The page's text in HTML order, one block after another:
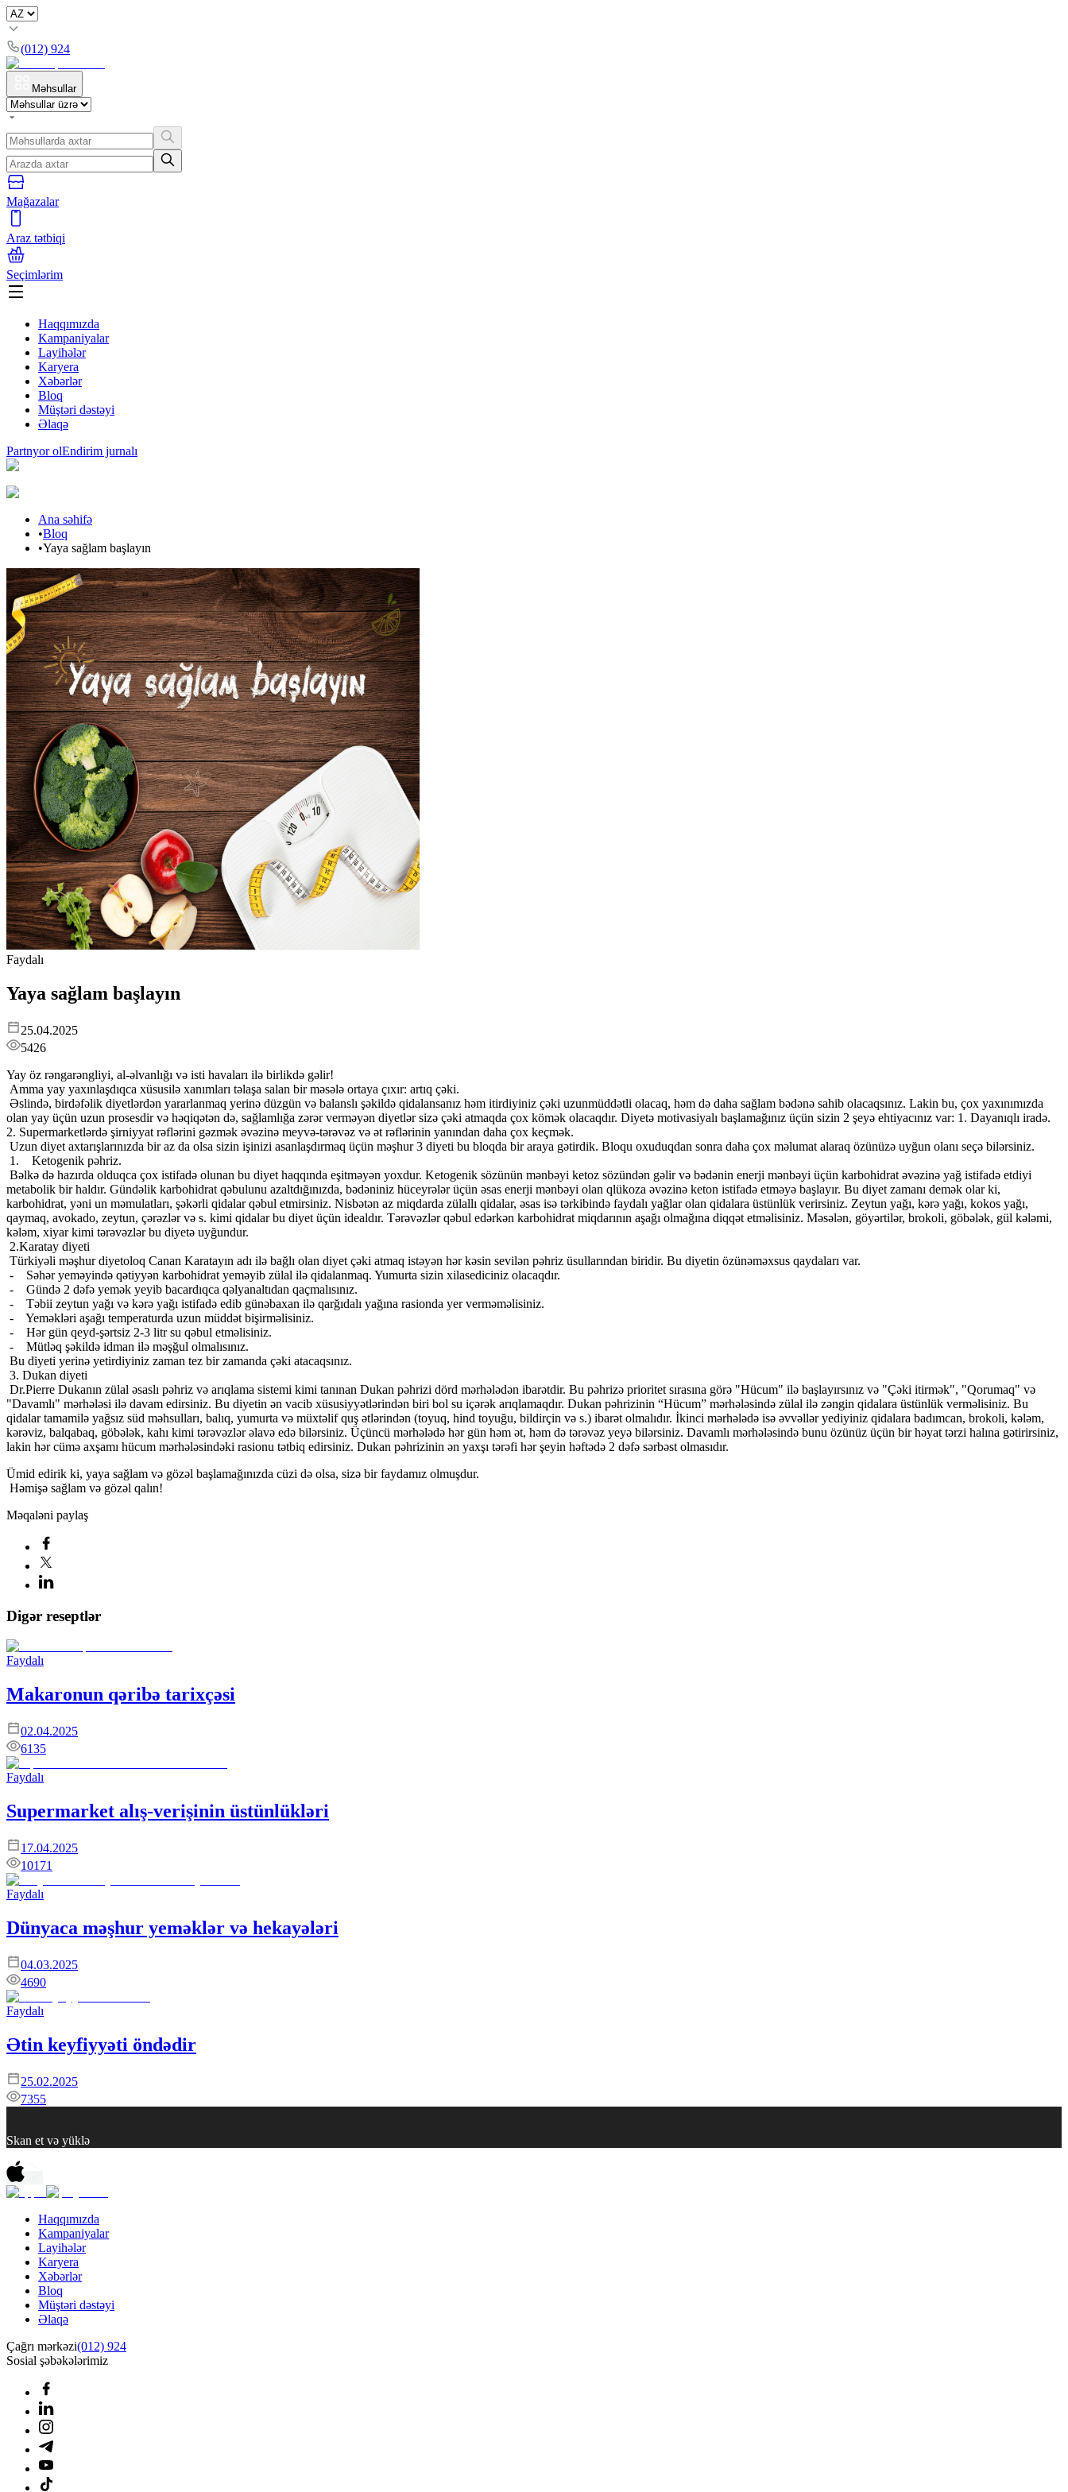
(012) 924
Məhsullar
Mağazalar
Araz tətbiqi
Seçimlərim
Haqqımızda
Kampaniyalar
Layihələr
Karyera
Xəbərlər
Bloq
Müştəri dəstəyi
Əlaqə
Partnyor olEndirim jurnalı
Ana səhifə
•Bloq
•Yaya sağlam başlayın
Faydalı
Yaya sağlam başlayın
25.04.2025
5426
Yay öz rəngarəngliyi, al-əlvanlığı və isti havaları ilə birlikdə gəlir!
Amma yay yaxınlaşdıqca xüsusilə xanımları təlaşa salan bir məsələ ortaya çıxır: artıq çəki.
Əslində, birdəfəlik diyetlərdən yararlanmaq yerinə düzgün və balanslı şəkildə qidalansanız həm itirdiyiniz çəki uzunmüddətli olacaq, həm də daha sağlam bədənə sahib olacaqsınız. Lakin bu, çox yaxınımızda
olan yay üçün uzun prosesdir və həqiqətən də, sağlamlığa zərər verməyən diyetlər sizə çəki atmaqda çox kömək olacaqdır. Diyetə motivasiyalı başlamağınız üçün sizin 2 şeyə ehtiyacınız var: 1. Dayanıqlı iradə.
2. Supermarketlərdə şirniyyat rəflərini gəzmək əvəzinə meyvə-tərəvəz və ət rəflərinin yanından daha çox keçmək.
Uzun diyet axtarışlarınızda bir az da olsa sizin işinizi asanlaşdırmaq üçün məşhur 3 diyeti bu bloqda bir araya gətirdik. Bloqu oxuduqdan sonra daha çox məlumat alaraq özünüzə uyğun olanı seçə bilərsiniz.
1. Ketogenik pəhriz.
Bəlkə də hazırda olduqca çox istifadə olunan bu diyet haqqında eşitməyən yoxdur. Ketogenik sözünün mənbəyi ketoz sözündən gəlir və bədənin enerji mənbəyi üçün karbohidrat əvəzinə yağ istifadə etdiyi
metabolik bir haldır. Gündəlik karbohidrat qəbulunu azaltdığınızda, bədəniniz hüceyrələr üçün əsas enerji mənbəyi olan qlükoza əvəzinə keton istifadə etməyə başlayır. Bu diyet zamanı demək olar ki,
karbohidrat, yəni un məmulatları, şəkərli qidalar qəbul etmirsiniz. Nisbətən az miqdarda zülallı qidalar, əsas isə tərkibində faydalı yağlar olan qidalara üstünlük verirsiniz. Zeytun yağı, kərə yağı, kokos yağı,
qaymaq, avokado, zeytun, çərəzlər və s. kimi qidalar bu diyet üçün idealdır. Tərəvəzlər qəbul edərkən karbohidrat miqdarının aşağı olmağına diqqət etməlisiniz. Məsələn, göyərtilər, brokoli, göbələk, gül kələmi,
kələm, xiyar kimi tərəvəzlər bu diyetə uyğundur.
2.Karatay diyeti
Türkiyəli məşhur diyetoloq Canan Karatayın adı ilə bağlı olan diyet çəki atmaq istəyən hər kəsin sevilən pəhriz üsullarından biridir. Bu diyetin özünəməxsus qaydaları var.
- Səhər yeməyində qətiyyən karbohidrat yeməyib zülal ilə qidalanmaq. Yumurta sizin xilasediciniz olacaqdır.
- Gündə 2 dəfə yemək yeyib bacardıqca qəlyanaltıdan qaçmalısınız.
- Təbii zeytun yağı və kərə yağı istifadə edib günəbaxan ilə qarğıdalı yağına rasionda yer verməməlisiniz.
- Yeməkləri aşağı temperaturda uzun müddət bişirməlisiniz.
- Hər gün qeyd-şərtsiz 2-3 litr su qəbul etməlisiniz.
- Mütləq şəkildə idman ilə məşğul olmalısınız.
Bu diyeti yerinə yetirdiyiniz zaman tez bir zamanda çəki atacaqsınız.
3. Dukan diyeti
Dr.Pierre Dukanın zülal əsaslı pəhriz və arıqlama sistemi kimi tanınan Dukan pəhrizi dörd mərhələdən ibarətdir. Bu pəhrizə prioritet sırasına görə "Hücum" ilə başlayırsınız və "Çəki itirmək", "Qorumaq" və
"Davamlı" mərhələsi ilə davam edirsiniz. Bu diyetin ən vacib xüsusiyyətlərindən biri bol su içərək arıqlamaqdır. Dukan pəhrizinin “Hücum” mərhələsində zülal ilə zəngin qidalara üstünlük verməlisiniz. Bu
qidalar tamamilə yağsız süd məhsulları, balıq, yumurta və müxtəlif quş ətlərindən (toyuq, hind toyuğu, bildirçin və s.) ibarət olmalıdır. İkinci mərhələdə isə əvvəllər yediyiniz qidalara badımcan, brokoli, kələm,
kərəviz, balqabaq, göbələk, kahı kimi tərəvəzlər əlavə edə bilərsiniz. Üçüncü mərhələdə hər gün həm ət, həm də tərəvəz yeyə bilərsiniz. Davamlı mərhələsində bunu özünüz üçün bir həyat tərzi halına gətirirsiniz,
lakin hər cümə axşamı hücum mərhələsindəki rasionu tətbiq edirsiniz. Dukan pəhrizinin ən yaxşı tərəfi hər şeyin həftədə 2 dəfə sərbəst olmasıdır.
Ümid edirik ki, yaya sağlam və gözəl başlamağınızda cüzi də olsa, sizə bir faydamız olmuşdur.
Həmişə sağlam və gözəl qalın!
Məqaləni paylaş
Digər reseptlər
Faydalı
Makaronun qəribə tarixçəsi
02.04.2025
6135
Faydalı
Supermarket alış-verişinin üstünlükləri
17.04.2025
10171
Faydalı
Dünyaca məşhur yeməklər və hekayələri
04.03.2025
4690
Faydalı
Ətin keyfiyyəti öndədir
25.02.2025
7355
Skan et və yüklə
Haqqımızda
Kampaniyalar
Layihələr
Karyera
Xəbərlər
Bloq
Müştəri dəstəyi
Əlaqə
Çağrı mərkəzi(012) 924
Sosial şəbəkələrimiz